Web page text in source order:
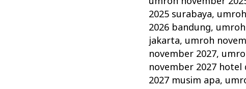
2025 surabaya,
2026 bandung,
jakarta, umroh
november 2027,
november 2027
2027 musim apa,